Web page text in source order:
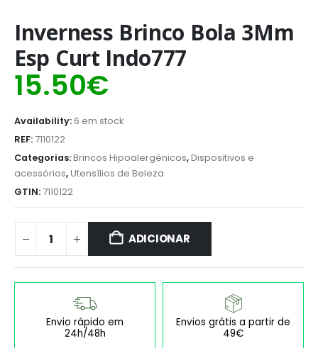
Inverness Brinco Bola 3Mm
Esp Curt Indo777
15.50€
Availability:6 em stock
REF: 7110122
Categorias:Brincos Hipoalergénicos,Dispositivos e
acessórios,Utensílios de Beleza
GTIN: 7110122
ADICIONAR
Envio rápido em
24h/48h
Envios grátis a partir de
49€